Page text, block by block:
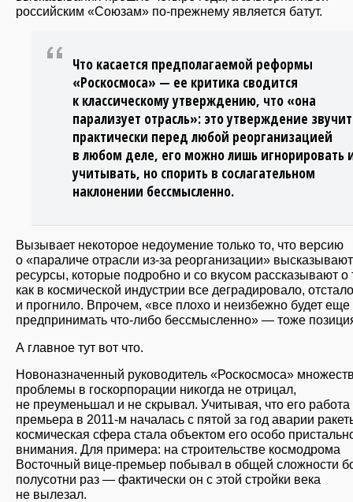
российским «Союзам» по-прежнему является батут.
Что касается предполагаемой реформы
«Роскосмоса» — ее критика сводится
к классическому утверждению, что «она
парализует отрасль»: это утверждение звучит
практически перед любой реорганизацией
в любом деле, его можно лишь игнорировать
учитывать, но спорить в сослагательном
наклонении бессмысленно.
Вызывает некоторое недоумение только то, что версию
о «параличе отрасли из-за реорганизации»
ресурсы, которые подробно и со вкусом рассказывают о
как в космической индустрии все деградировало, отстало
и прогнило. Впрочем, «все плохо и неизбежно будет еще
предпринимать что-либо бессмысленно» — тоже
А главное тут вот что.
Новоназначенный руководитель «Роскосмоса»
проблемы в госкорпорации никогда не отрицал,
не преуменьшал и не скрывал. Учитывая, что его работа
премьера в 2011-м началась с пятой за год аварии
космическая сфера стала объектом его особо
внимания. Для примера: на строительстве космодрома
Восточный вице-премьер побывал в общей сложности
полусотни раз — фактически он с этой стройки века
не вылезал.